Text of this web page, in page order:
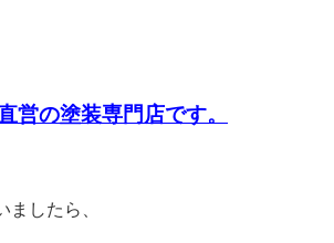
営の塗装専門店です。
したら、